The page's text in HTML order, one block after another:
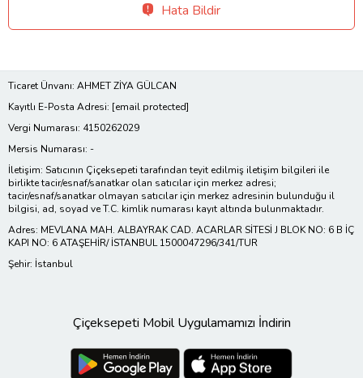
Hata Bildir
Ticaret Ünvanı: AHMET ZİYA GÜLCAN
Kayıtlı E-Posta Adresi: [email protected]
Vergi Numarası: 4150262029
Mersis Numarası: -
İletişim: Satıcının Çiçeksepeti tarafından teyit edilmiş iletişim bilgileri ile
birlikte tacir/esnaf/sanatkar olan satıcılar için merkez adresi;
tacir/esnaf/sanatkar olmayan satıcılar için merkez adresinin bulunduğu il
bilgisi, ad, soyad ve T.C. kimlik numarası kayıt altında bulunmaktadır.
Adres: MEVLANA MAH. ALBAYRAK CAD. ACARLAR SİTESİ J BLOK NO: 6 B İÇ
KAPI NO: 6 ATAŞEHİR/ İSTANBUL 1500047296/341/TUR
Şehir: İstanbul
Çiçeksepeti Mobil Uygulamamızı İndirin